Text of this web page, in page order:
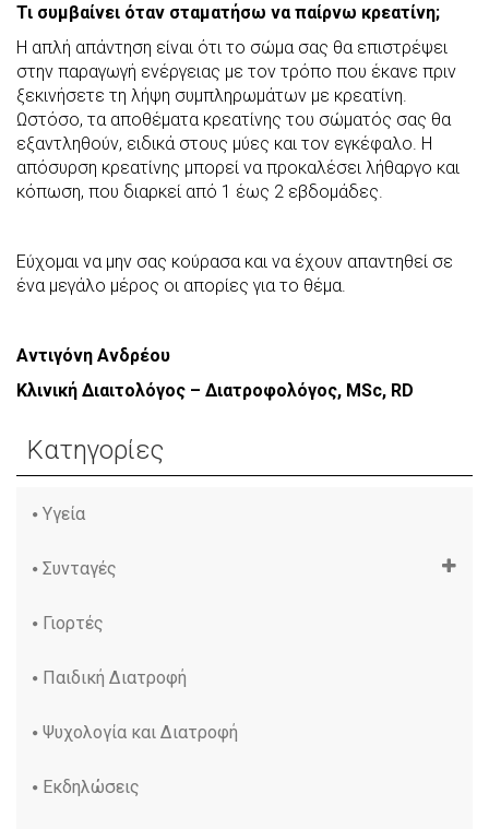
Τι συμβαίνει όταν σταματήσω να παίρνω κρεατίνη;
Η απλή απάντηση είναι ότι το σώμα σας θα επιστρέψει
στην παραγωγή ενέργειας με τον τρόπο που έκανε πριν
ξεκινήσετε τη λήψη συμπληρωμάτων με κρεατίνη.
Ωστόσο, τα αποθέματα κρεατίνης του σώματός σας θα
εξαντληθούν, ειδικά στους μύες και τον εγκέφαλο. Η
απόσυρση κρεατίνης μπορεί να προκαλέσει λήθαργο και
κόπωση, που διαρκεί από 1 έως 2 εβδομάδες.
Εύχομαι να μην σας κούρασα και να έχουν απαντηθεί σε
ένα μεγάλο μέρος οι απορίες για το θέμα.
Αντιγόνη Ανδρέου
Κλινική Διαιτολόγος – Διατροφολόγος, MSc, RD
Κατηγορίες
Υγεία
Συνταγές
Γιορτές
Παιδική Διατροφή
Ψυχολογία και Διατροφή
Εκδηλώσεις